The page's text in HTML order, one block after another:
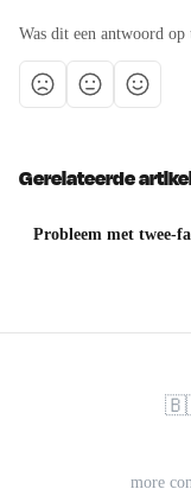
Was dit een antwoord op
Gerelateerde
more